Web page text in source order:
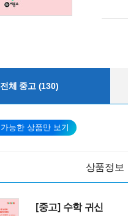
전체 중고 (130)
가능한 상품만 보기
상품정보
[중고] 수학 귀신